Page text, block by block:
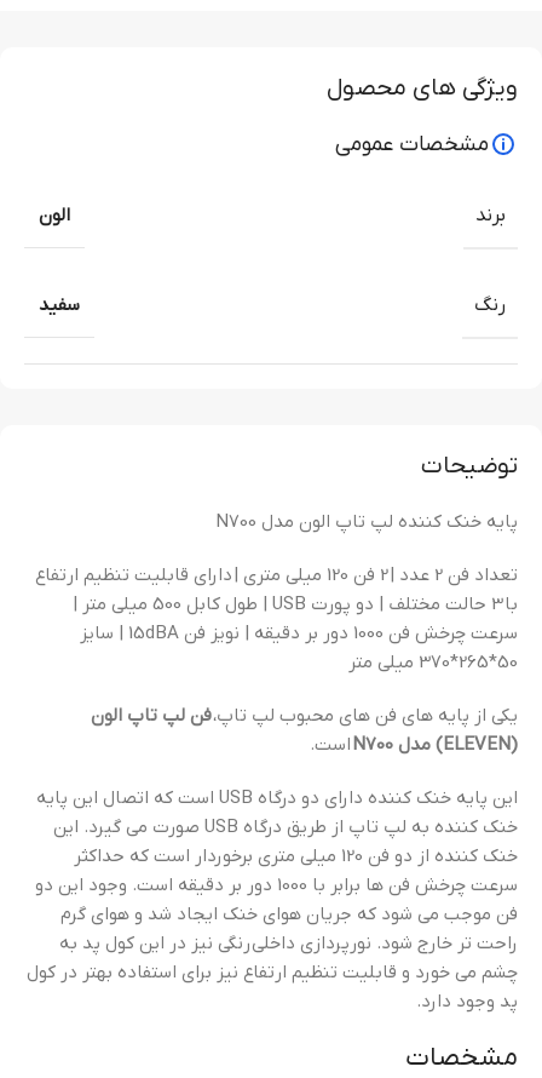
توضیحات
پایه خنک کننده لپ تاپ الون مدل N700
تعداد فن 2 عدد | 2 فن 120 میلی متری | دارای قابلیت تنظیم ارتفاع
با 3 حالت مختلف | دو پورت USB | طول کابل 500 میلی متر |
سرعت چرخش فن 1000 دور بر دقیقه | نویز فن 15dBA | سایز
50*265*370 میلی متر
یکی از پایه های فن های محبوب لپ تاپ،فن لپ تاپ الون
(ELEVEN) مدل N700
است.
این پایه خنک کننده دارای دو درگاه USB است که اتصال این پایه
خنک کننده به لپ تاپ از طریق درگاه USB صورت می گیرد. این
خنک کننده از دو فن 120 میلی متری برخوردار است که حداکثر
سرعت چرخش فن ها برابر با 1000 دور بر دقیقه است. وجود این دو
فن موجب می شود که جریان هوای خنک ایجاد شد و هوای گرم
راحت تر خارج شود. نورپردازی داخلی رنگی نیز در این کول پد به
چشم می خورد و قابلیت تنظیم ارتفاع نیز برای استفاده بهتر در کول
پد وجود دارد.
مشخصات
ویژگی های محصول
مشخصات عمومی
برند الون
رنگ سفید